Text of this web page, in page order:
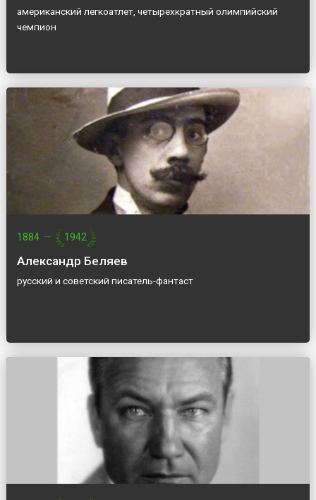
американский легкоатлет, четырехкратный олимпийский
чемпион
1884 — 1942
Александр Беляев
русский и советский писатель-фантаст